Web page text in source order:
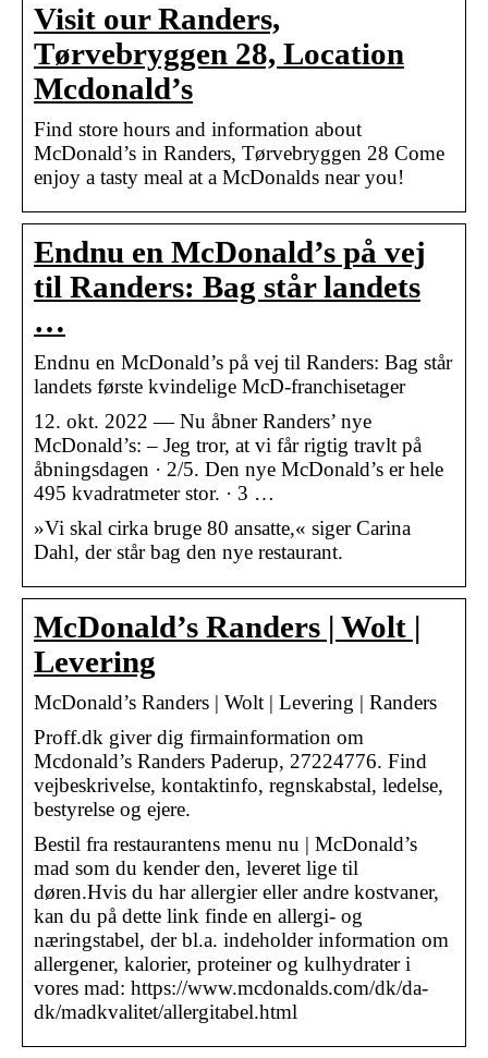
Visit our Randers,
Tørvebryggen 28, Location
Mcdonald’s
Find store hours and information about
McDonald’s in Randers, Tørvebryggen 28 Come
enjoy a tasty meal at a McDonalds near you!
Endnu en McDonald’s på vej
til Randers: Bag står landets
…
Endnu en McDonald’s på vej til Randers: Bag står
landets første kvindelige McD-franchisetager
12. okt. 2022 — Nu åbner Randers’ nye
McDonald’s: – Jeg tror, at vi får rigtig travlt på
åbningsdagen · 2/5. Den nye McDonald’s er hele
495 kvadratmeter stor. · 3 …
»Vi skal cirka bruge 80 ansatte,« siger Carina
Dahl, der står bag den nye restaurant.
McDonald’s Randers | Wolt |
Levering
McDonald’s Randers | Wolt | Levering | ‪Randers‬
Proff.dk giver dig firmainformation om
Mcdonald’s Randers Paderup, 27224776. Find
vejbeskrivelse, kontaktinfo, regnskabstal, ledelse,
bestyrelse og ejere.
Bestil fra restaurantens menu nu | McDonald’s
mad som du kender den, leveret lige til
døren.Hvis du har allergier eller andre kostvaner,
kan du på dette link finde en allergi- og
næringstabel, der bl.a. indeholder information om
allergener, kalorier, proteiner og kulhydrater i
vores mad: https://www.mcdonalds.com/dk/da-
dk/madkvalitet/allergitabel.html